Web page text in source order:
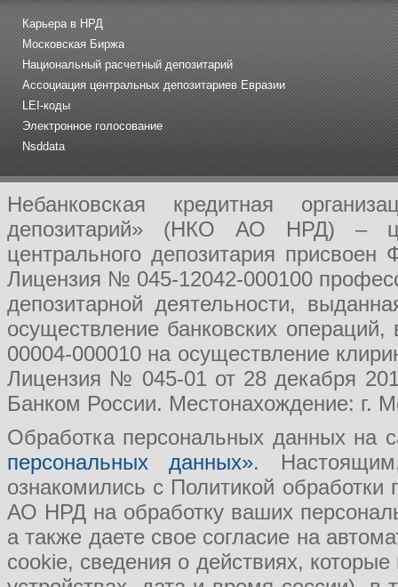
Карьера в НРД
Московская Биржа
Национальный расчетный депозитарий
Ассоциация центральных депозитариев Евразии
LEI-коды
Электронное голосование
Nsddata
Небанковская кредитная
депозитарий» (НКО АО НРД) –
центрального депозитария
Лицензия № 045-12042-000100
депозитарной деятельности,
осуществление банковских
00004-000010 на осуществление
Лицензия № 045-01 от 28 декабря
Банком России. Местонахождение: г.
Обработка персональных данных на
персональных данных».
ознакомились с Политикой
АО НРД на обработку ваших
а также даете свое согласие на
cookie, сведения о действиях,